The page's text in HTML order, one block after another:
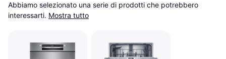
Abbiamo selezionato una serie di prodotti che potrebbero
interessarti. Mostra tutto